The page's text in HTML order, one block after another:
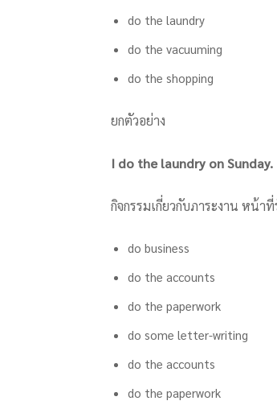
do the laundry
do the vacuuming
do the shopping
ยกตัวอย่าง
I do the laundry on Sunday.
กิจกรรมเกี่ยวกับภาระงาน หน้า
do business
do the accounts
do the paperwork
do some letter-writing
do the accounts
do the paperwork